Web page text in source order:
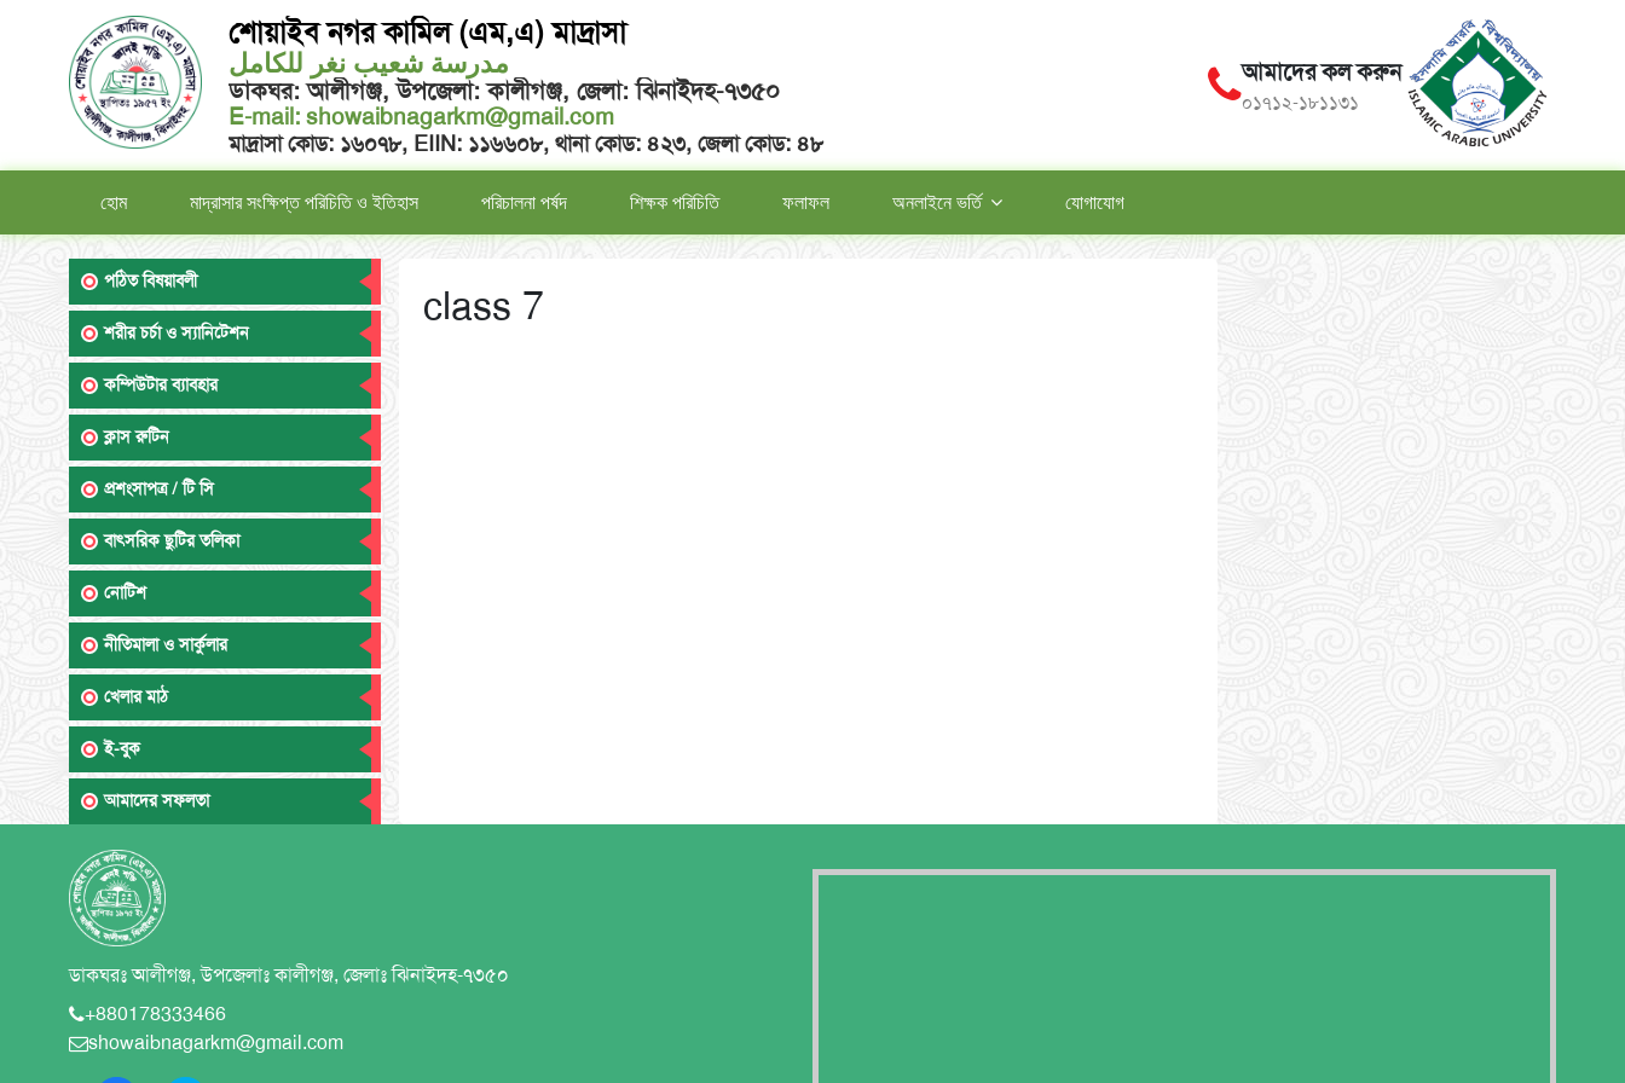
শোয়াইব নগর কামিল (এম,এ) মাদ্রাসা
مدرسة شعيب نغر للكامل
ডাকঘর: আলীগঞ্জ, উপজেলা: কালীগঞ্জ, জেলা: ঝিনাইদহ-৭৩৫০
E-mail: showaibnagarkm@gmail.com
মাদ্রাসা কোড: ১৬০৭৮, EIIN: ১১৬৬০৮, থানা কোড: ৪২৩, জেলা কোড: ৪৮
আমাদের কল করুন
০১৭১২-১৮১১৩১
হোম মাদ্রাসার সংক্ষিপ্ত পরিচিতি ও ইতিহাস পরিচালনা পর্ষদ শিক্ষক পরিচিতি ফলাফল অনলাইনে ভর্তি যোগাযোগ
পঠিত বিষয়াবলী
শরীর চর্চা ও স্যানিটেশন
কম্পিউটার ব্যাবহার
ক্লাস রুটিন
প্রশংসাপত্র / টি সি
বাৎসরিক ছুটির তলিকা
নোটিশ
নীতিমালা ও সার্কুলার
খেলার মাঠ
ই-বুক
আমাদের সফলতা
class 7
ডাকঘরঃ আলীগঞ্জ, উপজেলাঃ কালীগঞ্জ, জেলাঃ ঝিনাইদহ-৭৩৫০
+880178333466
showaibnagarkm@gmail.com